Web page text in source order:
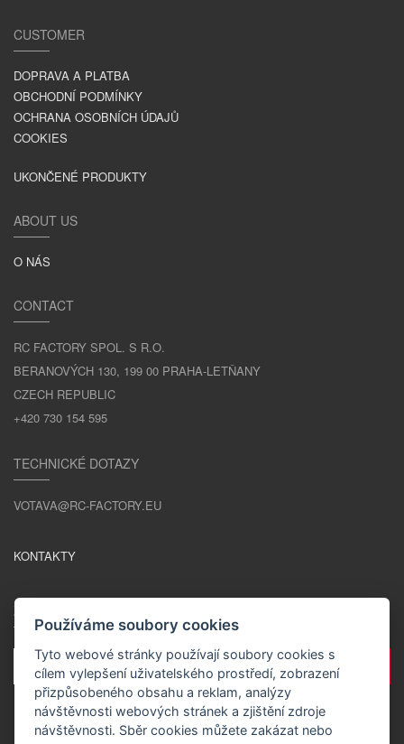
CUSTOMER
DOPRAVA A PLATBA
OBCHODNÍ PODMÍNKY
OCHRANA OSOBNÍCH ÚDAJŮ
COOKIES
UKONČENÉ PRODUKTY
ABOUT US
O NÁS
CONTACT
RC FACTORY SPOL. S R.O.
BERANOVÝCH 130, 199 00 PRAHA-LETŇANY
CZECH REPUBLIC
+420 730 154 595
TECHNICKÉ DOTAZY
VOTAVA@RC-FACTORY.EU
KONTAKTY
ZŮSTAŇME V KONTAKTU
Používáme soubory cookies
Tyto webové stránky používají soubory cookies s
cílem vylepšení uživatelského prostředí, zobrazení
přizpůsobeného obsahu a reklam, analýzy
návštěvnosti webových stránek a zjištění zdroje
návštěvnosti. Sběr cookies můžete zakázat nebo